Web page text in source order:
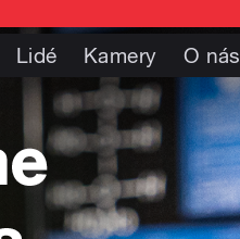
Lidé Kamery O nás